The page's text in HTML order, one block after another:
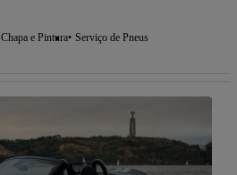
Chapa e Pintura Serviço de Pneus